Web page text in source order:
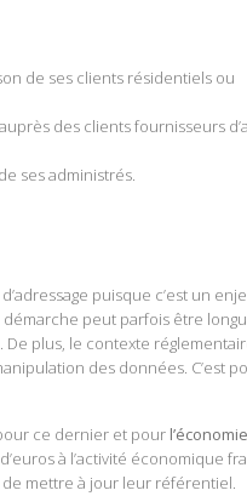
de ses clients résidentiels ou
des clients fournisseurs
ses administrés.
puisque c’est un
peut parfois être
plus, le contexte
des données. C’est
ce dernier et pour l’économie
à l’activité économique
de mettre à jour leur référentiel.